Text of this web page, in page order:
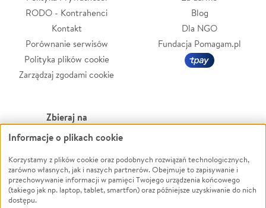
RODO - Kontrahenci
Kontakt
Porównanie serwisów
Polityka plików cookie
Zarządzaj zgodami cookie
Blog
Dla NGO
Fundacja Pomagam.pl
Zbieraj na
Leczenie
Zwierzęta
Pożar
Ukraina
Powódź
Wichura
NGO
Informacje o plikach cookie
Korzystamy z plików cookie oraz podobnych rozwiązań technologicznych,
zarówno własnych, jak i naszych partnerów. Obejmuje to zapisywanie i
przechowywanie informacji w pamięci Twojego urządzenia końcowego
(takiego jak np. laptop, tablet, smartfon) oraz późniejsze uzyskiwanie do nich
dostępu.